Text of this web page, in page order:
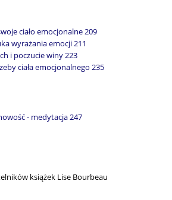
ciało emocjonalne 209
wyrażania emocji 211
i poczucie winy 223
ciała emocjonalnego 235
- medytacja 247
książek Lise Bourbeau